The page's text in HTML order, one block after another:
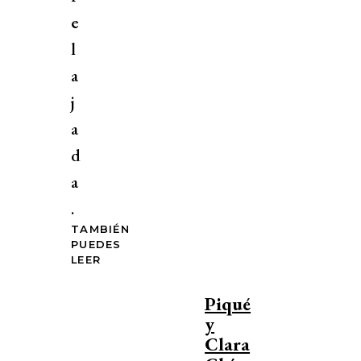
e
l
a
j
a
d
a
.
TAMBIÉN
PUEDES
LEER
Piqué
y
Clara